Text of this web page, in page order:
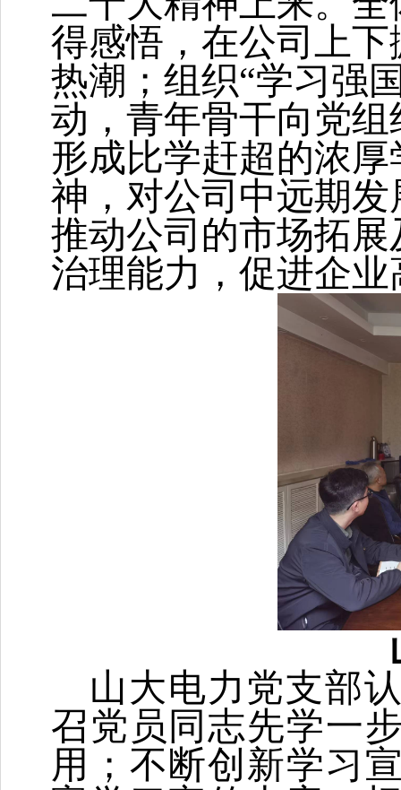
得感悟，在公司上
热潮；组织“学习强
动，青年骨干向党
形成比学赶超的浓
神，对公司中远期
推动公司的市场拓
治理能力，促进企
山大电力党支部
召党员同志先学一
用；不断创新学习